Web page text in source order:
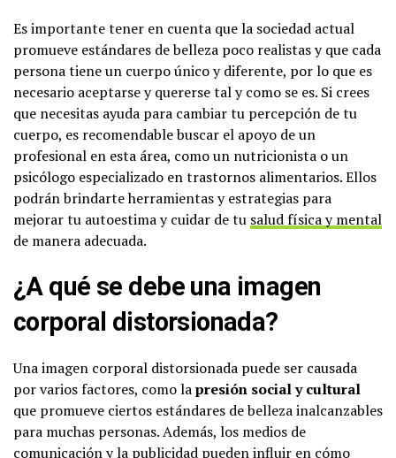
Es importante tener en cuenta que la sociedad actual
promueve estándares de belleza poco realistas y que cada
persona tiene un cuerpo único y diferente, por lo que es
necesario aceptarse y quererse tal y como se es. Si crees
que necesitas ayuda para cambiar tu percepción de tu
cuerpo, es recomendable buscar el apoyo de un
profesional en esta área, como un nutricionista o un
psicólogo especializado en trastornos alimentarios. Ellos
podrán brindarte herramientas y estrategias para
mejorar tu autoestima y cuidar de tu salud física y mental
de manera adecuada.
¿A qué se debe una imagen
corporal distorsionada?
Una imagen corporal distorsionada puede ser causada
por varios factores, como lapresión social y cultural
que promueve ciertos estándares de belleza inalcanzables
para muchas personas. Además, los medios de
comunicación y la publicidad pueden influir en cómo